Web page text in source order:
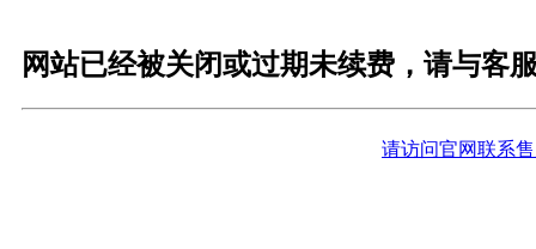
网站已经被关闭或过期未续费，请与客
请访问官网联系